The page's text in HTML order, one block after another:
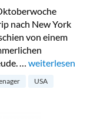
nach New York
von einem
… „New York mit
weiterlesen
USA